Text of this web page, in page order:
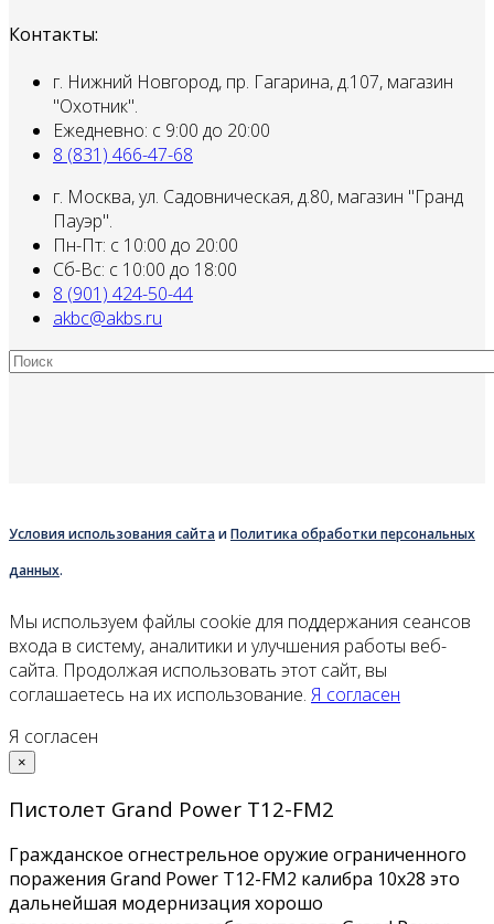
Контакты:
г. Нижний Новгород, пр. Гагарина, д.107, магазин
"Охотник".
Ежедневно: с 9:00 до 20:00
8 (831) 466-47-68
г. Москва, ул. Садовническая, д.80, магазин "Гранд
Пауэр".
Пн-Пт: с 10:00 до 20:00
Сб-Вс: с 10:00 до 18:00
8 (901) 424-50-44
akbc@akbs.ru
Условия использования сайтаиПолитика обработки персональных
данных.
Мы используем файлы cookie для поддержания сеансов
входа в систему, аналитики и улучшения работы веб-
сайта. Продолжая использовать этот сайт, вы
соглашаетесь на их использование. Я согласен
Я согласен
×
Пистолет Grand Power Т12-FM2
Гражданское огнестрельное оружие ограниченного
поражения Grand Power Т12-FM2 калибра 10x28 это
дальнейшая модернизация хорошо